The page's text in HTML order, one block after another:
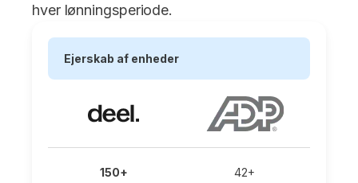
hver lønningsperiode.
Ejerskab af enheder
150+ 42+